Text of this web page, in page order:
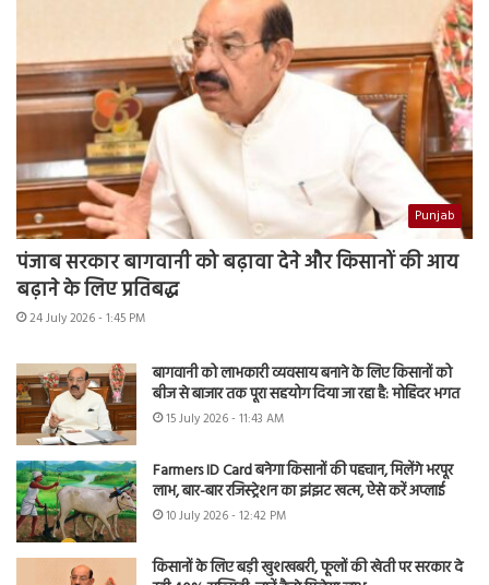
Punjab
पंजाब सरकार बागवानी को बढ़ावा देने और किसानों की आय
बढ़ाने के लिए प्रतिबद्ध
24 July 2026 - 1:45 PM
बागवानी को लाभकारी व्यवसाय बनाने के लिए किसानों को
बीज से बाजार तक पूरा सहयोग दिया जा रहा है: मोहिंदर भगत
15 July 2026 - 11:43 AM
Farmers ID Card बनेगा किसानों की पहचान, मिलेंगे भरपूर
लाभ, बार-बार रजिस्ट्रेशन का झंझट खत्म, ऐसे करें अप्लाई
10 July 2026 - 12:42 PM
किसानों के लिए बड़ी खुशखबरी, फूलों की खेती पर सरकार दे